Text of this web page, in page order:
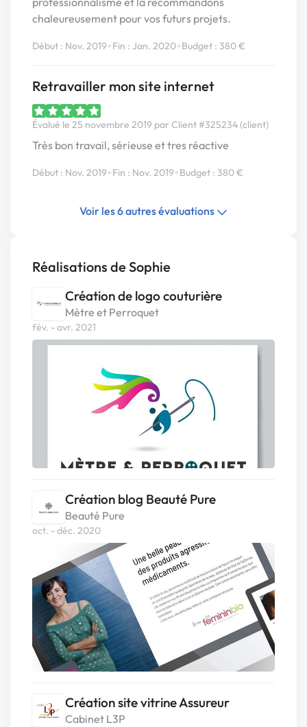
chaleureusement pour vos futurs projets.
Début : Nov. 2019•Fin : Jan. 2020•Budget : 380 €
Retravailler mon site internet
Évalué le 25 novembre 2019 par Client #325234 (client)
Très bon travail, sérieuse et tres réactive
Début : Nov. 2019•Fin : Nov. 2019•Budget : 380 €
Voir les 6 autres évaluations
Réalisations de Sophie
Création de logo couturière
Mètre et Perroquet
fév. - avr. 2021
Création blog Beauté Pure
Beauté Pure
oct. - déc. 2020
Création site vitrine Assureur
Cabinet L3P